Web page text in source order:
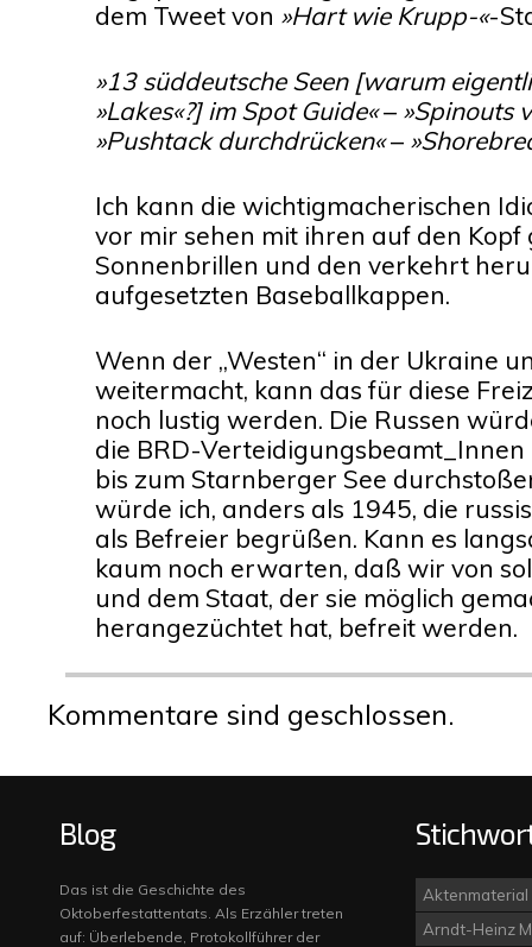
dem Tweet von »Hart wie Krupp-«-
»13 süddeutsche Seen [warum
»Lakes«?] im Spot Guide«– »Spinouts
»Pushtack durchdrücken«–
Ich kann die wichtigmacherischen
vor mir sehen mit ihren auf den Kopf
Sonnenbrillen und den verkehrt
aufgesetzten Baseballkappen.
Wenn der „Westen“ in der Ukraine
weitermacht, kann das für diese
noch lustig werden. Die Russen
die BRD-Verteidigungsbeamt_Innen
bis zum Starnberger See
würde ich, anders als 1945, die
als Befreier begrüßen. Kann es
kaum noch erwarten, daß wir von
und dem Staat, der sie möglich
herangezüchtet hat, befreit werden.
Kommentare sind geschlossen.
Blog
Das ist die Geschichte des
Oktoberfestattentats. Als Erzähler treten
auf: Überlebende, Protokollführer der
Aktenmaterial
Arndt-Heinz